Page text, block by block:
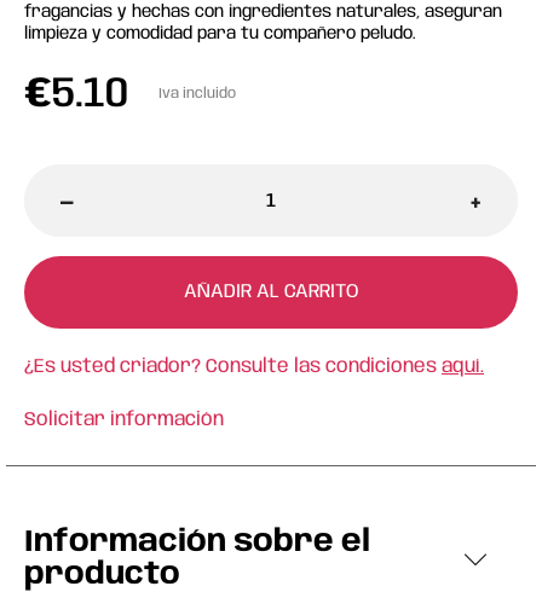
fragancias y hechas con ingredientes naturales, aseguran
limpieza y comodidad para tu compañero peludo.
€5.10 Iva incluido
- +
AÑADIR AL CARRITO
¿Es usted criador? Consulte las condiciones aquí.
Solicitar información
Información sobre el
producto